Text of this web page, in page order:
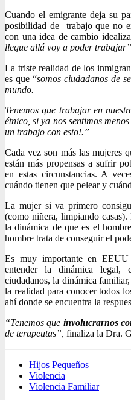
Cuando el emigrante deja su
posibilidad de trabajo que no
con una idea de cambio
llegue allá voy a poder
La triste realidad de los
es que “somos ciudadanos de
mundo.
Tenemos que trabajar en
étnico, si ya nos sentimos
un trabajo con esto!.”
Cada vez son más las mujeres
están más propensas a sufrir
en estas circunstancias. A
cuándo tienen que pelear y
La mujer si va primero
(como niñera, limpiando
la dinámica de que es el
hombre trata de conseguir el
Es muy importante en EEUU
entender la dinámica legal,
ciudadanos, la dinámica
la realidad para conocer todos
ahí donde se encuentra la
“Tenemos que involucrarnos
de terapeutas”, finaliza la Dra.
Hijos Pequeños
Violencia
Violencia Familiar